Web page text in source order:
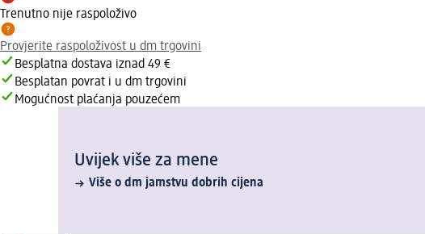
Trenutno nije raspoloživo
Provjerite raspoloživost u dm trgovini
Besplatna dostava iznad 49 €
Besplatan povrat i u dm trgovini
Mogućnost plaćanja pouzećem
Uvijek više za mene
Više o dm jamstvu dobrih cijena